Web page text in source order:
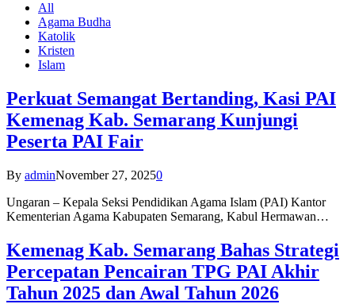
All
Agama Budha
Katolik
Kristen
Islam
Perkuat Semangat Bertanding, Kasi PAI
Kemenag Kab. Semarang Kunjungi
Peserta PAI Fair
By adminNovember 27, 20250
Ungaran – Kepala Seksi Pendidikan Agama Islam (PAI) Kantor
Kementerian Agama Kabupaten Semarang, Kabul Hermawan…
Kemenag Kab. Semarang Bahas Strategi
Percepatan Pencairan TPG PAI Akhir
Tahun 2025 dan Awal Tahun 2026